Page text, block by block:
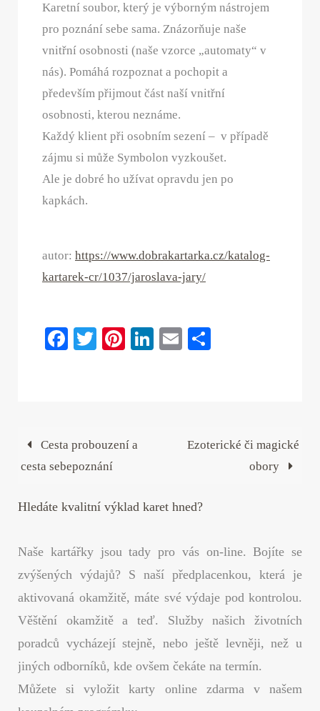
Karetní soubor, který je výborným nástrojem
pro poznání sebe sama. Znázorňuje naše
vnitřní osobnosti (naše vzorce „automaty“ v
nás). Pomáhá rozpoznat a pochopit a
především přijmout část naší vnitřní
osobnosti, kterou neznáme.
Každý klient při osobním sezení – v případě
zájmu si může Symbolon vyzkoušet.
Ale je dobré ho užívat opravdu jen po
kapkách.
autor: https://www.dobrakartarka.cz/katalog-
kartarek-cr/1037/jaroslava-jary/
Fa T
Pi Li E
Cesta probouzení a
cesta sebepoznání
Ezoterické či magické
obory
Hledáte kvalitní výklad karet hned?
Naše kartářky jsou tady pro vás on-line. Bojíte se
zvýšených výdajů? S naší předplacenkou, která je
aktivovaná okamžitě, máte své výdaje pod kontrolou.
Věštění okamžitě a teď. Služby našich životních
poradců vycházejí stejně, nebo ještě levněji, než u
jiných odborníků, kde ovšem čekáte na termín.
Můžete si vyložit karty online zdarma v našem